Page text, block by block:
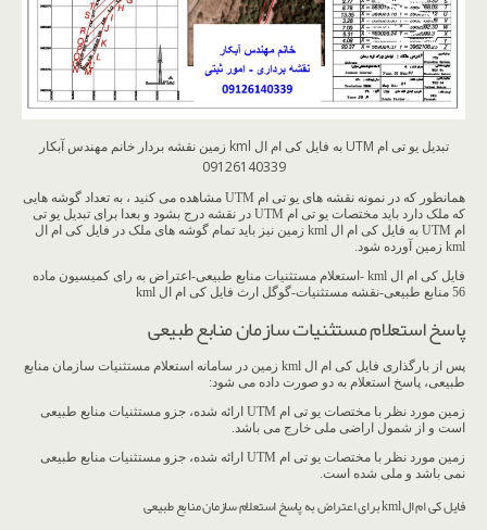
تبدیل یو تی ام UTM به فایل کی ام ال kml زمین نقشه بردار خانم مهندس آبکار
09126140339
همانطور که در نمونه نقشه های یو تی ام UTM مشاهده می کنید ، به تعداد گوشه هایی
که ملک دارد باید مختصات یو تی ام UTM در نقشه درج بشود و بعدا برای تبدیل یو تی
ام UTM به فایل کی ام ال kml زمین نیز باید تمام گوشه های ملک در فایل کی ام ال
kml زمین آورده شود.
فایل کی ام ال kml -استعلام مستثنیات منابع طبیعی-اعتراض به رای کمیسیون ماده
56 منابع طبیعی-نقشه مستثنیات-گوگل ارث فایل کی ام ال kml
پاسخ استعلام مستثنیات سازمان منابع طبیعی
پس از بارگذاری فایل کی ام ال kml زمین در سامانه استعلام مستثنیات سازمان منابع
طبیعی، پاسخ استعلام به دو صورت داده می شود:
زمین مورد نظر با مختصات یو تی ام UTM ارائه شده، جزو مستثنیات منابع طبیعی
است و از شمول اراضی ملی خارج می باشد.
زمین مورد نظر با مختصات یو تی ام UTM ارائه شده، جزو مستثنیات منابع طبیعی
نمی باشد و ملی شده است.
فایل کی ام ال kml برای اعتراض به پاسخ استعلام سازمان منابع طبیعی